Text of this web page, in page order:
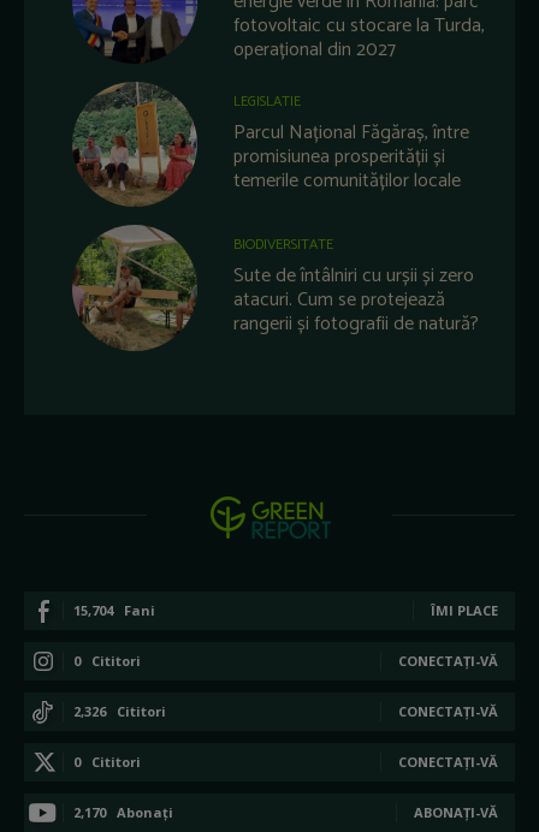
fotovoltaic cu stocare la Turda,
operațional din 2027
LEGISLATIE
Parcul Național Făgăraș, între
promisiunea prosperității și
temerile comunităților locale
BIODIVERSITATE
Sute de întâlniri cu urșii și zero
atacuri. Cum se protejează
rangerii și fotografii de natură?
15,704 Fani ÎMI PLACE
0 Cititori CONECTAȚI-VĂ
2,326 Cititori CONECTAȚI-VĂ
0 Cititori CONECTAȚI-VĂ
2,170 Abonați ABONAȚI-VĂ